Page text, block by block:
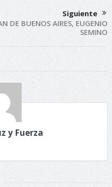
Siguiente
DE BUENOS AIRES, EUGENIO
SEMINO
y Fuerza